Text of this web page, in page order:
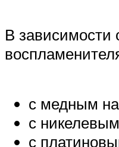
В зависимости
с медным
с
с